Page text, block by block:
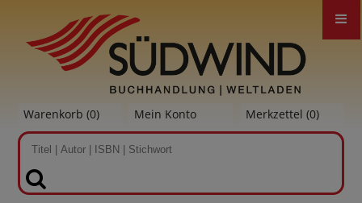
Warenkorb (0) Mein Konto Merkzettel (0)